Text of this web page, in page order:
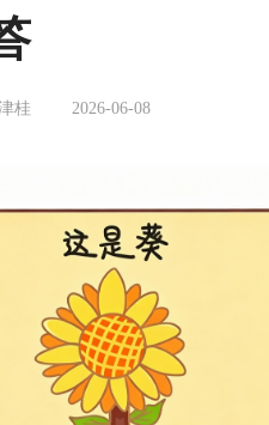
桂 2026-06-08